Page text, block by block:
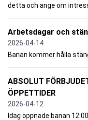
detta och ange om
Arbetsdagar och
2026-04-14
Banan kommer hålla
ABSOLUT
ÖPPETTIDER
2026-04-12
Idag öppnade banan